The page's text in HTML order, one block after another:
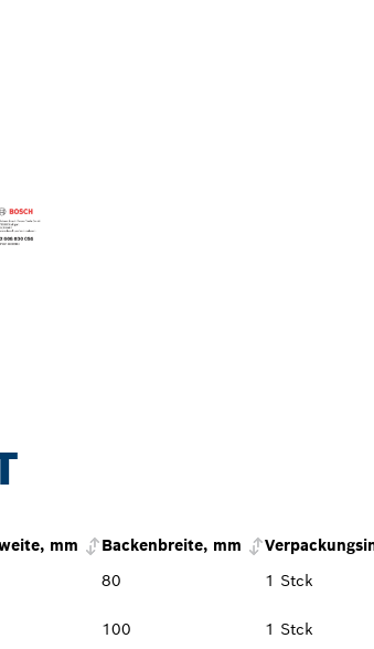
mm Backenbreite, mm
80 1 Stck
100 1 Stck